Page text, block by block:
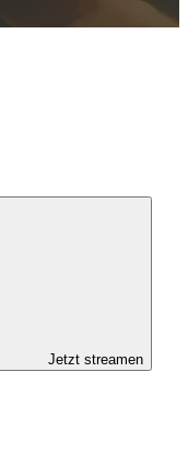
Jetzt streamen